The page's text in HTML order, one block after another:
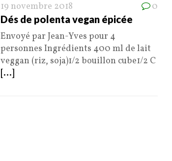
19 novembre 2018 0
Dés de polenta vegan épicée
Envoyé par Jean-Yves pour 4
personnes Ingrédients 400 ml de lait
veggan (riz, soja)1/2 bouillon cube1/2 C
[...]